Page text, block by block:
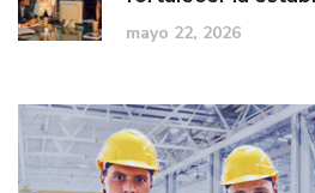
mayo 22, 2026